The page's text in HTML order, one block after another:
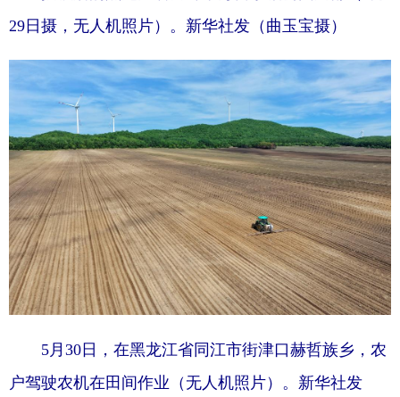
29日摄，无人机照片）。新华社发（曲玉宝摄）
5月30日，在黑龙江省同江市街津口赫哲族乡，农
户驾驶农机在田间作业（无人机照片）。新华社发